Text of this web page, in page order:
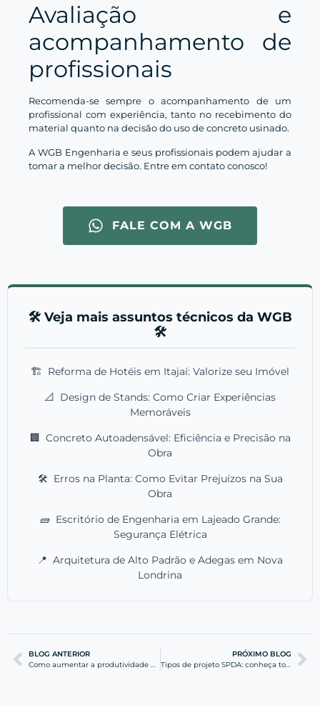
Avaliação e
acompanhamento de
profissionais
Recomenda-se sempre o acompanhamento de um
profissional com experiência, tanto no recebimento do
material quanto na decisão do uso de concreto usinado.
A WGB Engenharia e seus profissionais podem ajudar a
tomar a melhor decisão. Entre em contato conosco!
FALE COM A WGB
🛠️ Veja mais assuntos técnicos da WGB
🛠️
🏗️ Reforma de Hotéis em Itajaí: Valorize seu Imóvel
📐
Design de Stands: Como Criar Experiências
Memoráveis
🏢
Concreto Autoadensável: Eficiência e Precisão na
Obra
🛠️ Erros na Planta: Como Evitar Prejuízos na Sua
Obra
🧱 Escritório de Engenharia em Lajeado Grande:
Segurança Elétrica
📍 Arquitetura de Alto Padrão e Adegas em Nova
Londrina
BLOG ANTERIOR
Como aumentar a produtividade da equipe na obra?
PRÓXIMO BLOG
Tipos de projeto SPDA: conheça todos